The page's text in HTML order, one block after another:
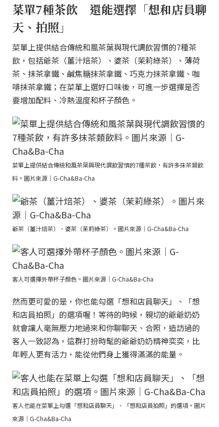
菜單7種茶飲 還能選擇「想和店員聊
天、拍照」
菜單上提供結合傳統和風茶葉與現代調飲習慣的7種茶
飲，包括爺茶（薑汁焙茶）、婆茶（茉莉綠茶）、薄荷
茶、抹茶拿鐵、鹹焦糖抹茶拿鐵、巧克力抹茶拿鐵、咖
啡抹茶拿鐵；在菜單上選好口味後，可進一步選擇是否
要增加配料、冷熱溫度和杯子顏色。
菜單上提供結合傳統和風茶葉與現代調飲習慣的7種茶飲，有許多抹茶類飲
料。圖片來源｜G-Cha&Ba-Cha
爺茶（薑汁焙茶）、婆茶（茉莉綠茶）。圖片來源｜G-Cha&Ba-Cha
客人可選擇外帶杯子顏色。圖片來源｜G-Cha&Ba-Cha
然而更可愛的是，你也能勾選「想和店員聊天」、「想
和店員拍照」的選項喔！等待的時候，親切的爺爺奶奶
就會讓人毫無壓力地過來和你聊聊天、合照，造訪過的
客人一致認為，這群打扮時髦的爺爺奶奶精神奕奕，比
年輕人更有活力，能從他們身上獲得滿滿的能量。
客人也能在菜單上勾選「想和店員聊天」、「想和店員拍照」的選項。圖片
來源｜G-Cha&Ba-Cha